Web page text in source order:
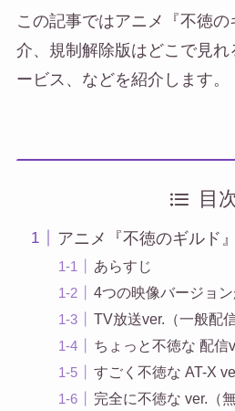
この記事ではアニメ『不徳
介、規制解除版はどこで見
ービス、などを紹介します。
目
アニメ『不徳のギルド
あらすじ
4つの映像バージョ
TV放送ver.（一般配信
ちょっと不徳な 配信
すごく不徳な AT-X
完全に不徳な ver.（